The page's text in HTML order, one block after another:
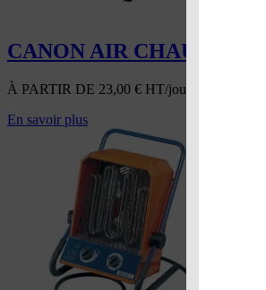
CANON AIR CHAUD
À PARTIR DE 23,00 € HT/jour
En savoir plus